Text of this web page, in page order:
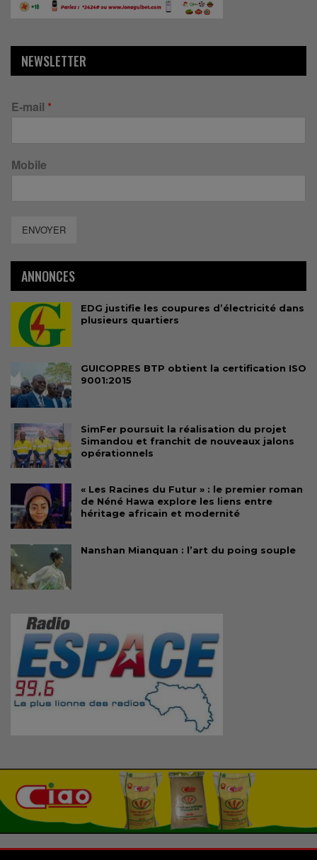
NEWSLETTER
E-mail *
Mobile
ENVOYER
ANNONCES
EDG justifie les coupures d’électricité dans
plusieurs quartiers
GUICOPRES BTP obtient la certification ISO
9001:2015
SimFer poursuit la réalisation du projet
Simandou et franchit de nouveaux jalons
opérationnels
« Les Racines du Futur » : le premier roman
de Néné Hawa explore les liens entre
héritage africain et modernité
Nanshan Mianquan : l’art du poing souple